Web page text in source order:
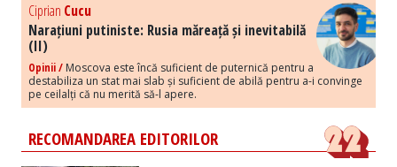
Ciprian Cucu
Narațiuni putiniste: Rusia măreață și inevitabilă
(II)
Opinii / Moscova este încă suficient de puternică pentru a
destabiliza un stat mai slab și suficient de abilă pentru a-i convinge
pe ceilalți că nu merită să-l apere.
RECOMANDAREA EDITORILOR